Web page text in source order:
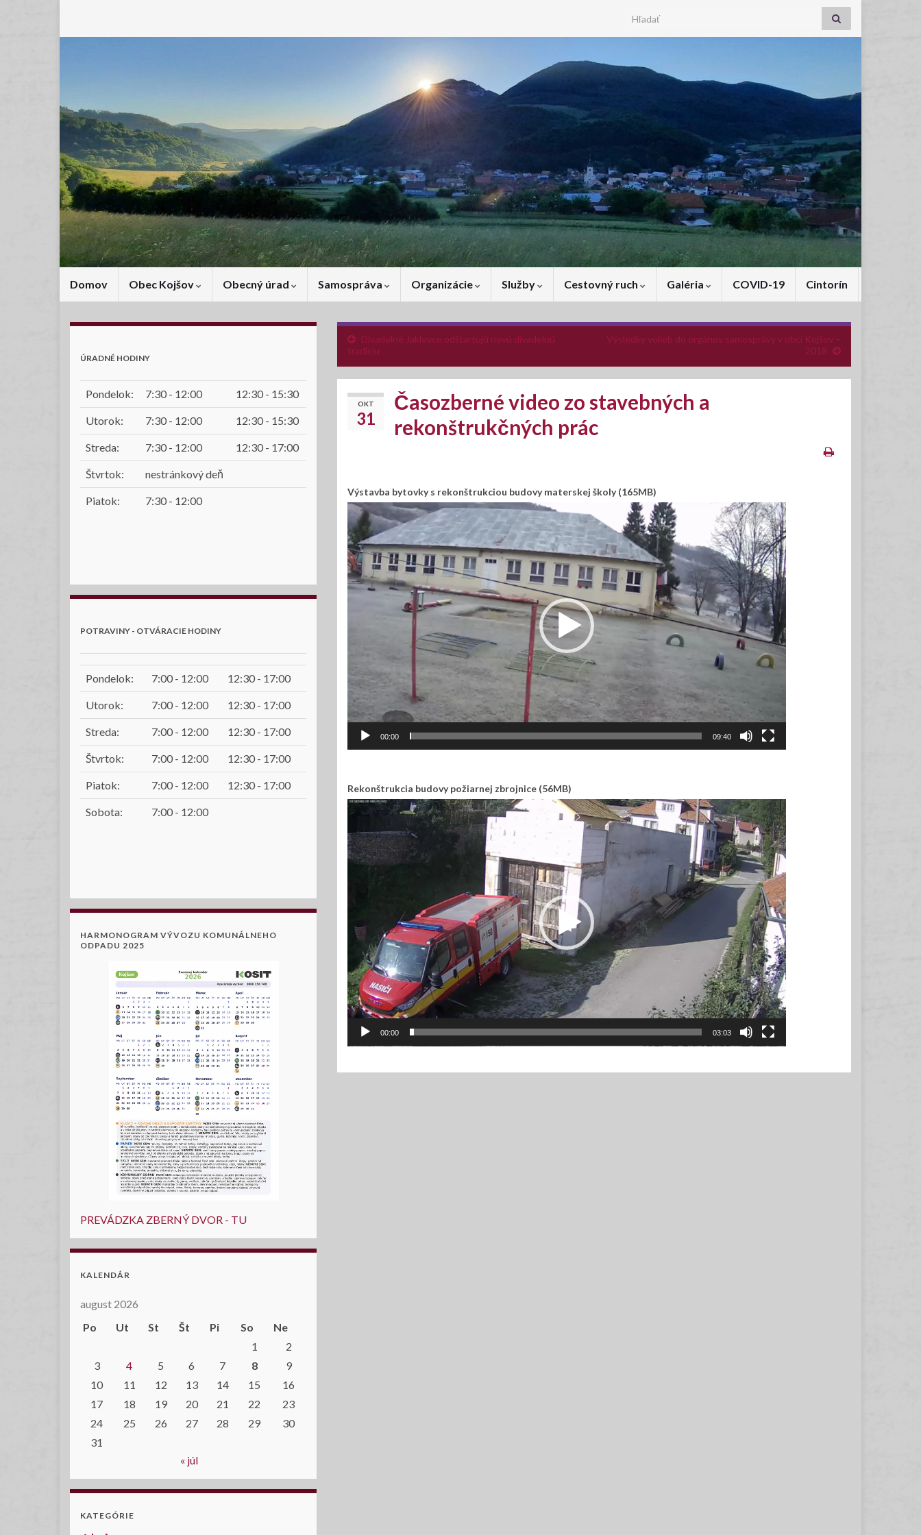
Search for:
Domov Obec Kojšov Obecný úrad Samospráva Organizácie Služby Cestovný ruch Galéria COVID-19 Cintorín
Divadelné Jaklovce odštartujú novú divadelnú
tradíciu
Výsledky volieb do orgánov samosprávy v obci Kojšov –
2018
OKT
31
Časozberné video zo stavebných a
rekonštrukčných prác
Výstavba bytovky s rekonštrukciou budovy materskej školy (165MB)
Video
prehrávač
00:00 09:40
Rekonštrukcia budovy požiarnej zbrojnice (56MB)
Video
00:00 03:03
ÚRADNÉ HODINY
Pondelok: 7:30 - 12:00 12:30 - 15:30
Utorok: 7:30 - 12:00 12:30 - 15:30
Streda: 7:30 - 12:00 12:30 - 17:00
Štvrtok: nestránkový deň
Piatok: 7:30 - 12:00
POTRAVINY - OTVÁRACIE HODINY
Pondelok: 7:00 - 12:00 12:30 - 17:00
Utorok: 7:00 - 12:00 12:30 - 17:00
Streda: 7:00 - 12:00 12:30 - 17:00
Štvrtok: 7:00 - 12:00 12:30 - 17:00
Piatok: 7:00 - 12:00 12:30 - 17:00
Sobota: 7:00 - 12:00
HARMONOGRAM VÝVOZU KOMUNÁLNEHO
ODPADU 2025
PREVÁDZKA ZBERNÝ DVOR - TU
KALENDÁR
august 2026
Po
Ut St Št Pi So
Ne
1
2
3
4 5 6 7 8
9
10
11 12 13 14 15
16
17
18 19 20 21 22
23
24
25 26 27 28 29
30
31
« júl
KATEGÓRIE